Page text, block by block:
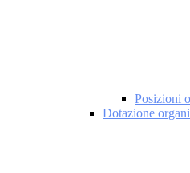
Posizioni
Dotazione